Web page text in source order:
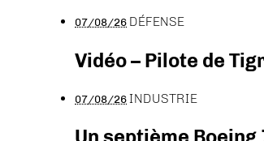
07/08/26 DÉFENSE
Vidéo – Pilote de
07/08/26INDUSTRIE